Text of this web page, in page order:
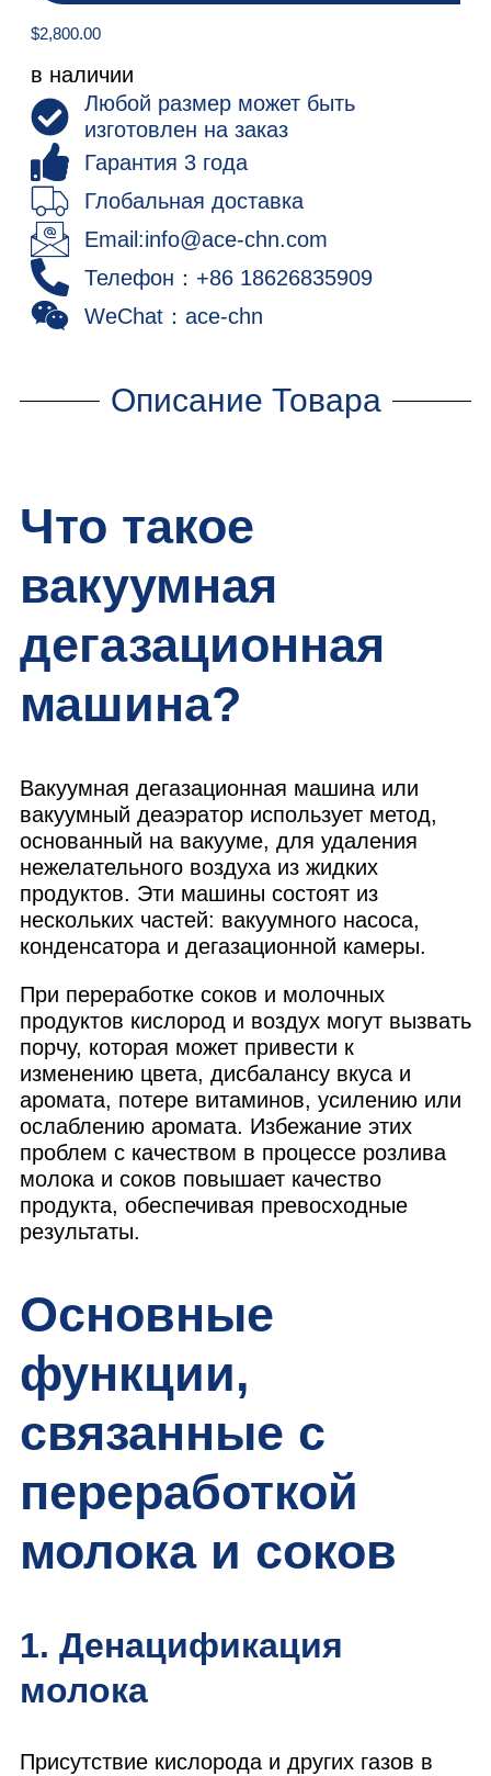
$2,800.00
в наличии
Любой размер может быть
изготовлен на заказ
Гарантия 3 года
Глобальная доставка
Email:info@ace-chn.com
Телефон：+86 18626835909
WeChat：ace-chn
Описание Товара
Что такое
вакуумная
дегазационная
машина?
Вакуумная дегазационная машина или
вакуумный деаэратор использует метод,
основанный на вакууме, для удаления
нежелательного воздуха из жидких
продуктов. Эти машины состоят из
нескольких частей: вакуумного насоса,
конденсатора и дегазационной камеры.
При переработке соков и молочных
продуктов кислород и воздух могут вызвать
порчу, которая может привести к
изменению цвета, дисбалансу вкуса и
аромата, потере витаминов, усилению или
ослаблению аромата. Избежание этих
проблем с качеством в процессе розлива
молока и соков повышает качество
продукта, обеспечивая превосходные
результаты.
Основные
функции,
связанные с
переработкой
молока и соков
1. Денацификация
молока
Присутствие кислорода и других газов в